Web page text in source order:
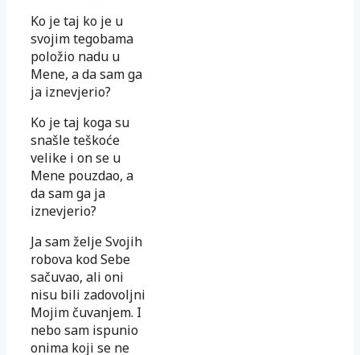
Ko je taj ko je u
svojim tegobama
položio nadu u
Mene, a da sam ga
ja iznevjerio?
Ko je taj koga su
snašle teškoće
velike i on se u
Mene pouzdao, a
da sam ga ja
iznevjerio?
Ja sam želje Svojih
robova kod Sebe
sačuvao, ali oni
nisu bili zadovoljni
Mojim čuvanjem. I
nebo sam ispunio
onima koji se ne